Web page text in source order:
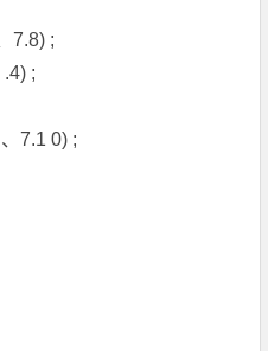
7.8) ;
;
7.1 0) ;